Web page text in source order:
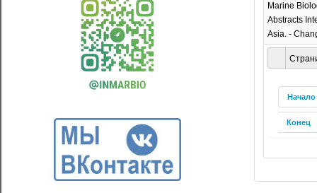
Начало
Конец
Marine
Abstracts
Asia. -